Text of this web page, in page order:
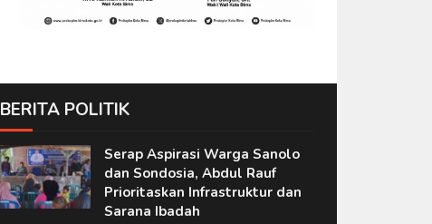
BERITA POLITIK
Serap Aspirasi Warga Sanolo
dan Sondosia, Abdul Rauf
Prioritaskan Infrastruktur dan
Sarana Ibadah